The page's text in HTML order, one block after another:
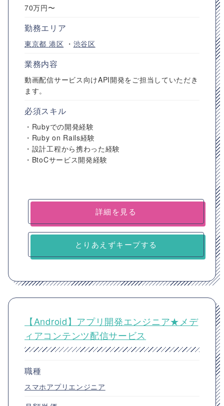
70万円〜
勤務エリア
東京都 港区 ・ 渋谷区
業務内容
動画配信サービス向けAPI開発をご担当していただき
ます。
必須スキル
・Rubyでの開発経験
・Ruby on Rails経験
・設計工程から携わった経験
・BtoCサービス開発経験
詳細を見る
とりあえずキープする
【Android】アプリ開発エンジニア★メデ
ィアコンテンツ配信サービス
職種
スマホアプリエンジニア